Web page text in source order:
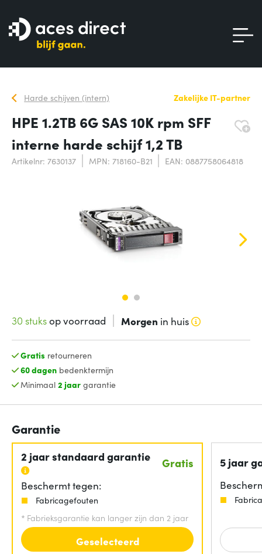
Harde schijven (intern) Zakelijke IT-partner
HPE 1.2TB 6G SAS 10K rpm SFF
interne harde schijf 1,2 TB
Artikelnr: 7630137 MPN: 718160-B21 EAN: 0887758064818
30 stuksop voorraad Morgen in huis
Gratis retourneren
60 dagenbedenktermijn
Minimaal 2 jaargarantie
Garantie
2 jaar standaard garantie Gratis
Beschermt tegen:
Fabricagefouten
* Fabrieksgarantie kan langer zijn dan 2 jaar
Geselecteerd
5 jaar